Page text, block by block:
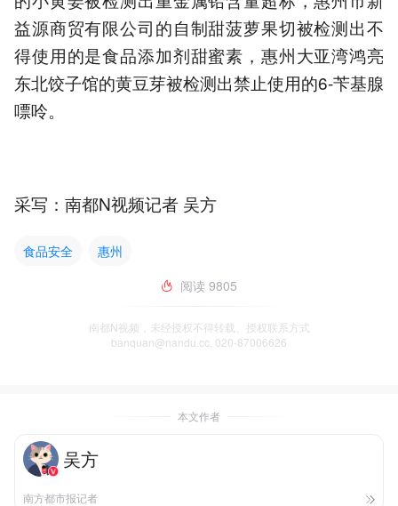
益源商贸有限公司的自制甜菠萝果切被检测出不
得使用的是食品添加剂甜蜜素，惠州大亚湾鸿亮
东北饺子馆的黄豆芽被检测出禁止使用的6-苄基腺
嘌呤。
采写：南都N视频记者 吴方
食品安全
惠州
阅读 9805
南都N视频，未经授权不得转载、授权联系方式
banquan@nandu.cc. 020-87006626
本文作者
吴方
南方都市报记者